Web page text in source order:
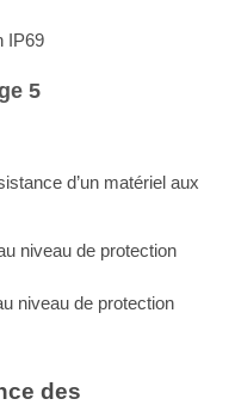
5
d’un matériel aux
niveau de protection
niveau de protection
des